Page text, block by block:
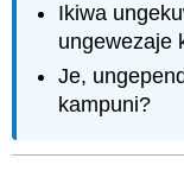
Ikiwa
ungewezaje
Je,
kampuni?